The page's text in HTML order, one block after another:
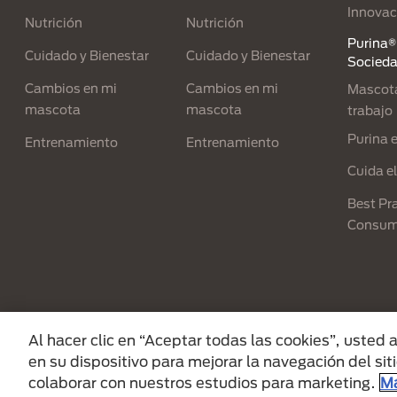
Nutrición
Cuidado y Bienestar
Cambios en mi
mascota
Entrenamiento
Nutrición
Cuidado y Bienestar
Cambios en mi
mascota
Entrenamiento
trabajo
Purina
Cuida
Best
Menu Footer Secundario Purina
All Nestlé Purina trademarks owned by
Al hacer clic en “Aceptar todas las cookies”, usted
en su dispositivo para mejorar la navegación del
colaborar con nuestros estudios para marketing.